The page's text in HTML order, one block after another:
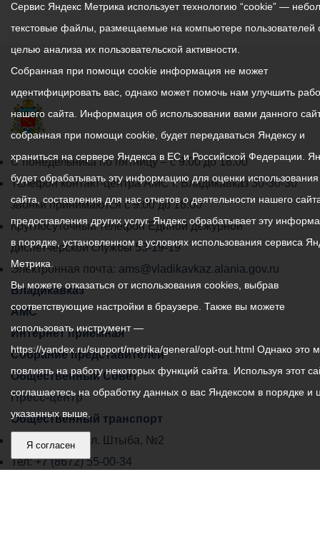
График
работы
администрации
местного
самоуправления
города
Владикавказ:
С понедельника по пятницу – с 9.00 до 18.00
Телефон контакт-центра АМС г. Владикавказ30-30-30
звонки принимаются с 9:00 до 18:00
Круглосуточный телефон Единой дежурной
диспетчерской службы53-19-19
Электронная почта: ams@vladikavkaz.alania.gov.ru
Владикавказ
АМС
Интернет приемная
Собрание представителей
Общественный Совет
Пресс-центр
Общественный транспорт
Владикавказ, пл. Штыба, №2
Тел:+7 (8672) 55-00-34
Сервис Яндекс Метрика использует технологию “cookie” —
текстовые файлы, размещаемые на компьютере пользователей
целью анализа их пользовательской активности.
Собранная при помощи cookie информация не может
идентифицировать вас, однако может помочь нам улучшить
нашего сайта. Информация об использовании вами данного
собранная при помощи cookie, будет передаваться Яндексу и
храниться на сервере Яндекса в ЕС и Российской Федерации.
будет обрабатывать эту информацию для оценки
сайта, составления для нас отчетов о деятельности нашего
предоставления других услуг. Яндекс обрабатывает эту
в порядке, установленном в условиях использования сервиса
Метрика.
Вы можете отказаться от использования cookies, выбрав
соответствующие настройки в браузере. Также вы можете
использовать инструмент —
https://yandex.ru/support/metrika/general/opt-out.html Однако это
повлиять на работу некоторых функций сайта. Используя этот
соглашаетесь на обработку данных о вас Яндексом в порядке и
указанных выше.
Я согласен